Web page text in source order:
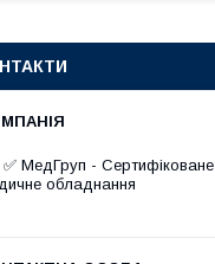
✅ МедГруп - Сертифіковане
обладнання